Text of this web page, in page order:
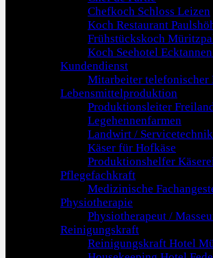
Chefkoch Schloss Leizen
Koch Restaurant
Frühstückskoch
Koch Seehotel
Kundendienst
Mitarbeiter telefonischer
Lebensmittelproduktion
Produktionsleiter
Legehennenfarmen
Landwirt /
Käser für Hofkäse
Produktionshelfer
Pflegefachkraft
Medizinische
Physiotherapie
Physiotherapeut /
Reinigungskraft
Reinigungskraft Hotel